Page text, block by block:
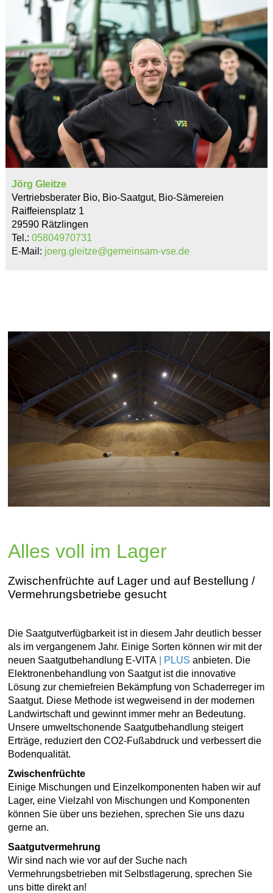
Jörg Gleitze
Vertriebsberater Bio, Bio-Saatgut, Bio-Sämereien
Raiffeiensplatz 1
29590 Rätzlingen
Tel.: 05804970731
E-Mail: joerg.gleitze@gemeinsam-vse.de
Alles voll im Lager
Zwischenfrüchte auf Lager und auf Bestellung /
Vermehrungsbetriebe gesucht
Die Saatgutverfügbarkeit ist in diesem Jahr deutlich besser
als im vergangenem Jahr. Einige Sorten können wir mit der
neuen Saatgutbehandlung E-VITA
| PLUS anbieten. Die
Elektronenbehandlung von Saatgut ist die innovative
Lösung zur chemiefreien Bekämpfung von Schaderreger im
Saatgut. Diese Methode ist wegweisend in der modernen
Landwirtschaft und gewinnt immer mehr an Bedeutung.
Unsere umweltschonende Saatgutbehandlung steigert
Erträge, reduziert den CO2-Fußabdruck und verbessert die
Bodenqualität.
Zwischenfrüchte
Einige Mischungen und Einzelkomponenten haben wir auf
Lager, eine Vielzahl von Mischungen und Komponenten
können Sie über uns beziehen, sprechen Sie uns dazu
gerne an.
Saatgutvermehrung
Wir sind nach wie vor auf der Suche nach
Vermehrungsbetrieben mit Selbstlagerung, sprechen Sie
uns bitte direkt an!